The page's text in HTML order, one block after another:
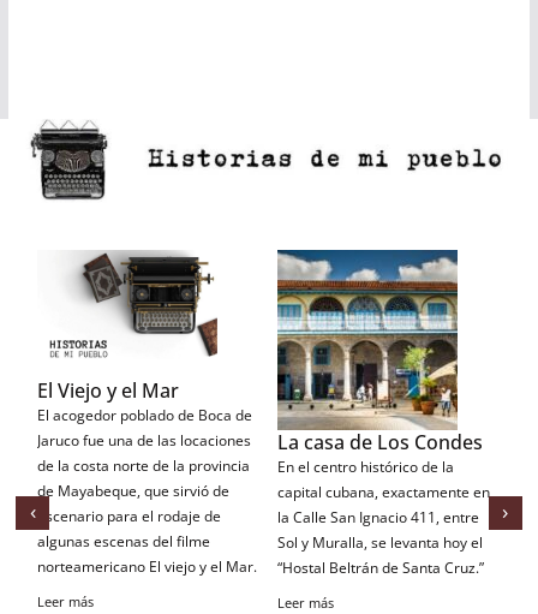
El Viejo y el Mar
El acogedor poblado de Boca de
Jaruco fue una de las locaciones
de la costa norte de la provincia
de Mayabeque, que sirvió de
escenario para el rodaje de
algunas escenas del filme
norteamericano El viejo y el Mar.
Leer más
La casa de Los Condes
En el centro histórico de la
capital cubana, exactamente en
la Calle San Ignacio 411, entre
Sol y Muralla, se levanta hoy el
“Hostal Beltrán de Santa Cruz.”
Leer más
‹ ›